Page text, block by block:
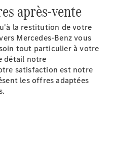
après-vente
la restitution de votre
Mercedes-Benz vous
tout particulier à votre
détail notre
satisfaction est notre
les offres adaptées